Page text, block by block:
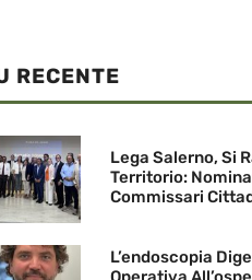
RECENTE
Lega Salerno, Si
Territorio:
Commissari
L’endoscopia